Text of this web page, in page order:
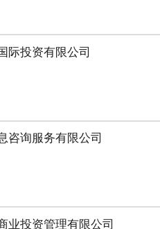
际投资有限公司
咨询服务有限公司
业投资管理有限公司